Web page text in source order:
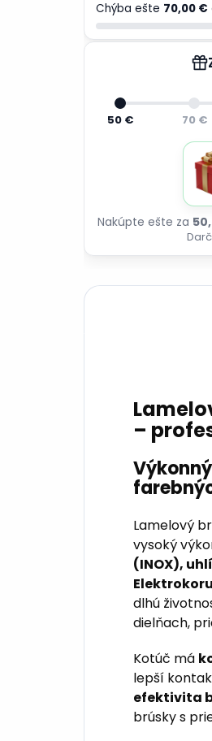
Chýba ešte 70,00 €
50 € 70 €
Nakúpte ešte za
–
Lamelový
vysoký
(INOX),
dlhú
dielňach,
Kotúč má
lepší
efektivita
brúsky s